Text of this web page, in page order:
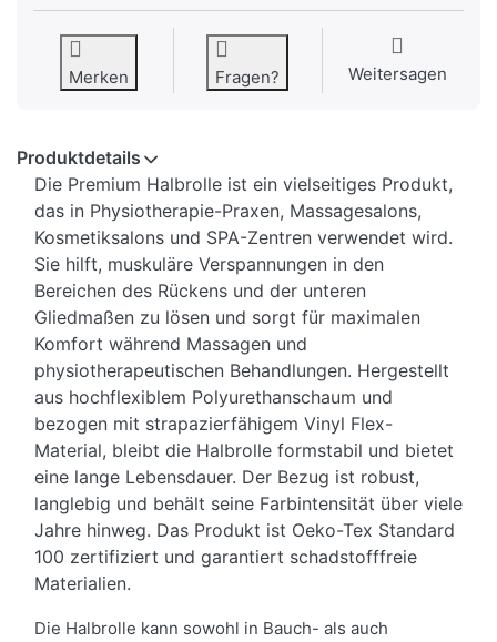
Merken Fragen? Weitersagen
Produktdetails
Die Premium Halbrolle ist ein vielseitiges Produkt,
das in Physiotherapie-Praxen, Massagesalons,
Kosmetiksalons und SPA-Zentren verwendet wird.
Sie hilft, muskuläre Verspannungen in den
Bereichen des Rückens und der unteren
Gliedmaßen zu lösen und sorgt für maximalen
Komfort während Massagen und
physiotherapeutischen Behandlungen. Hergestellt
aus hochflexiblem Polyurethanschaum und
bezogen mit strapazierfähigem Vinyl Flex-
Material, bleibt die Halbrolle formstabil und bietet
eine lange Lebensdauer. Der Bezug ist robust,
langlebig und behält seine Farbintensität über viele
Jahre hinweg. Das Produkt ist Oeko-Tex Standard
100 zertifiziert und garantiert schadstofffreie
Materialien.
Die Halbrolle kann sowohl in Bauch- als auch